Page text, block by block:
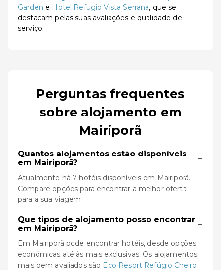
Garden e Hotel Refugio Vista Serrana, que se
destacam pelas suas avaliações e qualidade de
serviço.
Perguntas frequentes
sobre alojamento em
Mairiporã
Quantos alojamentos estão disponíveis
em Mairiporã?
−
Atualmente há 7 hotéis disponíveis em Mairiporã.
Compare opções para encontrar a melhor oferta
para a sua viagem.
Que tipos de alojamento posso encontrar
em Mairiporã?
−
Em Mairiporã pode encontrar hotéis, desde opções
económicas até às mais exclusivas. Os alojamentos
mais bem avaliados são Eco Resort Refúgio Cheiro